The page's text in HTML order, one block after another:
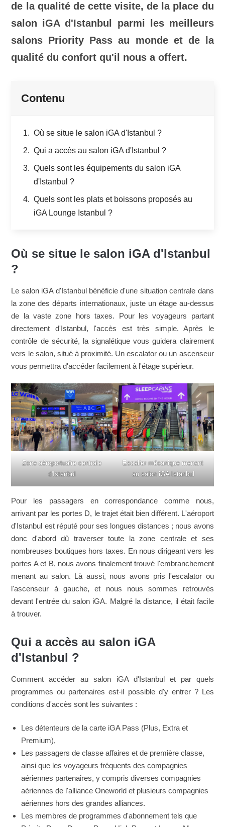
de la qualité de cette visite, de la place du
salon iGA d'Istanbul parmi les meilleurs
salons Priority Pass au monde et de la
qualité du confort qu'il nous a offert.
Contenu
Où se situe le salon iGA d'Istanbul ?
Qui a accès au salon iGA d'Istanbul ?
Quels sont les équipements du salon iGA
d'Istanbul ?
Quels sont les plats et boissons proposés au
iGA Lounge Istanbul ?
Où se situe le salon iGA d'Istanbul
?
Le salon iGA d'Istanbul bénéficie d'une situation centrale dans
la zone des départs internationaux, juste un étage au-dessus
de la vaste zone hors taxes. Pour les voyageurs partant
directement d'Istanbul, l'accès est très simple. Après le
contrôle de sécurité, la signalétique vous guidera clairement
vers le salon, situé à proximité. Un escalator ou un ascenseur
vous permettra d'accéder facilement à l'étage supérieur.
Zone aéroportuaire centrale
d'Istanbul
Escalier mécanique menant
au salon iGA Istanbul
Pour les passagers en correspondance comme nous,
arrivant par les portes D, le trajet était bien différent. L'aéroport
d'Istanbul est réputé pour ses longues distances ; nous avons
donc d'abord dû traverser toute la zone centrale et ses
nombreuses boutiques hors taxes. En nous dirigeant vers les
portes A et B, nous avons finalement trouvé l'embranchement
menant au salon. Là aussi, nous avons pris l'escalator ou
l'ascenseur à gauche, et nous nous sommes retrouvés
devant l'entrée du salon iGA. Malgré la distance, il était facile
à trouver.
Qui a accès au salon iGA
d'Istanbul ?
Comment accéder au salon iGA d'Istanbul et par quels
programmes ou partenaires est-il possible d'y entrer ? Les
conditions d'accès sont les suivantes :
Les détenteurs de la carte iGA Pass (Plus, Extra et
Premium),
Les passagers de classe affaires et de première classe,
ainsi que les voyageurs fréquents des compagnies
aériennes partenaires, y compris diverses compagnies
aériennes de l'alliance Oneworld et plusieurs compagnies
aériennes hors des grandes alliances.
Les membres de programmes d'abonnement tels que